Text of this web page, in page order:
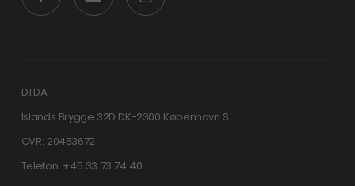
DTDA
Islands Brygge 32D DK-2300 København S
CVR: 20453672
Telefon: +45 33 73 74 40